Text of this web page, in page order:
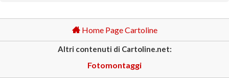
Home Page Cartoline
Altri contenuti di Cartoline.net:
Fotomontaggi